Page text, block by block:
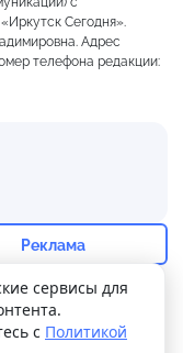
+17
99%
Сегодня».
Адрес
телефона редакции:
Прислать новость
Реклама
сервисы для
с Политикой